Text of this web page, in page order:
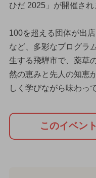
ひだ 2025」が開催され
100を超える団体が出
など、多彩なプログラ
生する飛騨市で、薬草
然の恵みと先人の知恵
しく学びながら味わっ
このイベン